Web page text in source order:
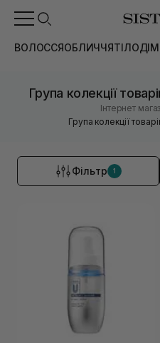
ВОЛОССЯОБЛИЧЧЯТІЛОДІМ
Група колекції
Інтернет
Група колекції
Фільтр 1